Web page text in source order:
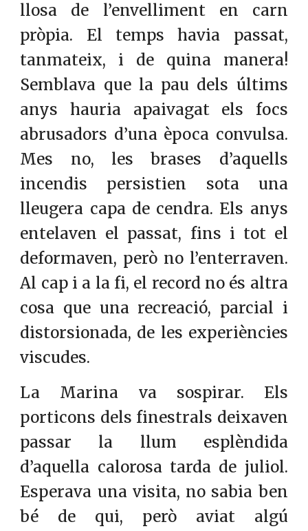
llosa de l’envelliment en carn
pròpia. El temps havia passat,
tanmateix, i de quina manera!
Semblava que la pau dels últims
anys hauria apaivagat els focs
abrusadors d’una època convulsa.
Mes no, les brases d’aquells
incendis persistien sota una
lleugera capa de cendra. Els anys
entelaven el passat, fins i tot el
deformaven, però no l’enterraven.
Al cap i a la fi, el record no és altra
cosa que una recreació, parcial i
distorsionada, de les experiències
viscudes.
La Marina va sospirar. Els
porticons dels finestrals deixaven
passar la llum esplèndida
d’aquella calorosa tarda de juliol.
Esperava una visita, no sabia ben
bé de qui, però aviat algú